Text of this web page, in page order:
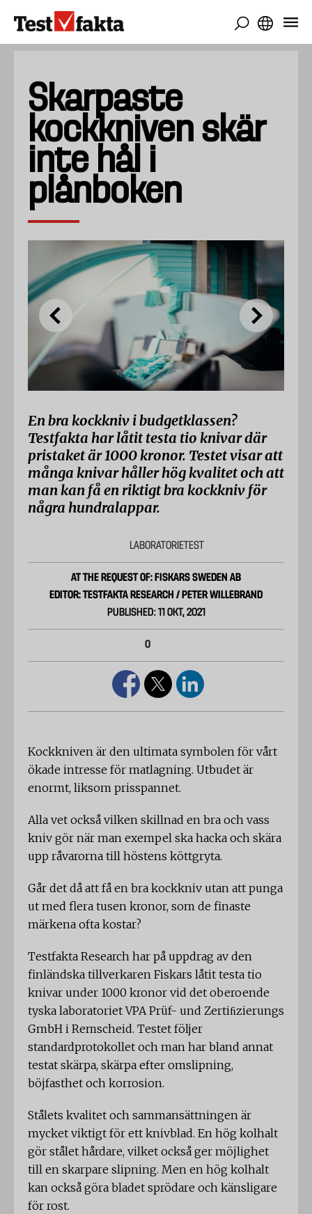
naar
Skarpaste
kockkniven skär
inte hål i
plånboken
En bra kockkniv i budgetklassen?
Testfakta har låtit testa tio knivar där
pristaket är 1000 kronor. Testet visar att
många knivar håller hög kvalitet och att
man kan få en riktigt bra kockkniv för
några hundralappar.
LABORATORIETEST
AT THE REQUEST OF: FISKARS SWEDEN AB
EDITOR: TESTFAKTA RESEARCH / PETER WILLEBRAND
PUBLISHED: 11 OKT, 2021
0
Kockkniven är den ultimata symbolen för vårt
ökade intresse för matlagning. Utbudet är
enormt, liksom prisspannet.
Alla vet också vilken skillnad en bra och vass
kniv gör när man exempel ska hacka och skära
upp råvarorna till höstens köttgryta.
Går det då att få en bra kockkniv utan att punga
ut med flera tusen kronor, som de finaste
märkena ofta kostar?
Testfakta Research har på uppdrag av den
finländska tillverkaren Fiskars låtit testa tio
knivar under 1000 kronor vid det oberoende
tyska laboratoriet VPA Prüf- und Zertiﬁzierungs
GmbH i Remscheid. Testet följer
standardprotokollet och man har bland annat
testat skärpa, skärpa efter omslipning,
böjfasthet och korrosion.
Stålets kvalitet och sammansättningen är
mycket viktigt för ett knivblad. En hög kolhalt
gör stålet hårdare, vilket också ger möjlighet
till en skarpare slipning. Men en hög kolhalt
kan också göra bladet sprödare och känsligare
för rost.